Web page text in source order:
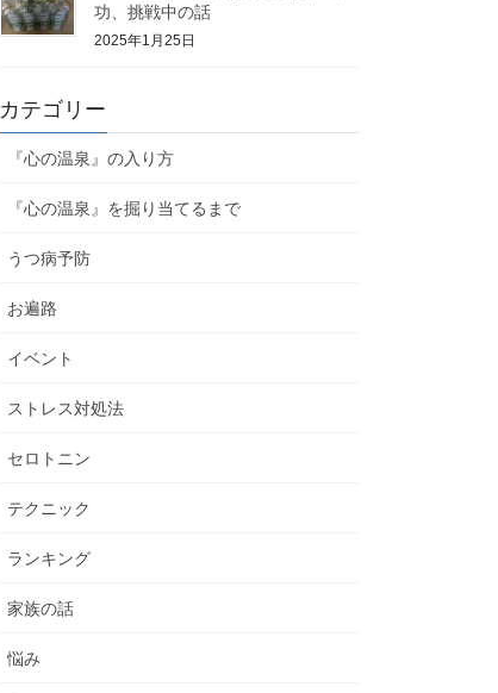
功、挑戦中の話
2025年1月25日
カテゴリー
『心の温泉』の入り方
『心の温泉』を掘り当てるまで
うつ病予防
お遍路
イベント
ストレス対処法
セロトニン
テクニック
ランキング
家族の話
悩み